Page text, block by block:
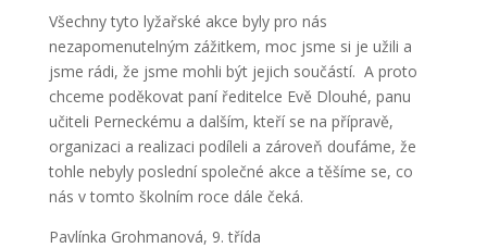
Všechny tyto lyžařské akce byly pro nás
nezapomenutelným zážitkem, moc jsme si je užili a
jsme rádi, že jsme mohli být jejich součástí. A proto
chceme poděkovat paní ředitelce Evě Dlouhé, panu
učiteli Perneckému a dalším, kteří se na přípravě,
organizaci a realizaci podíleli a zároveň doufáme, že
tohle nebyly poslední společné akce a těšíme se, co
nás v tomto školním roce dále čeká.
Pavlínka Grohmanová, 9. třída